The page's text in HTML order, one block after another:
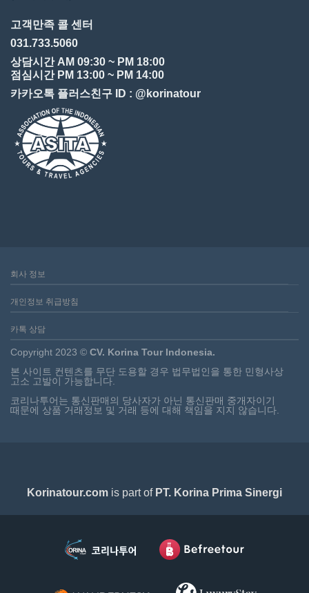
고객만족 콜 센터
031.733.5060
상담시간 AM 09:30 ~ PM 18:00
점심시간 PM 13:00 ~ PM 14:00
카카오톡 플러스친구 ID : @korinatour
회사 정보
개인정보 취급방침
카톡 상담
Copyright 2023 © CV. Korina Tour Indonesia.
본 사이트 컨텐츠를 무단 도용할 경우 법무법인을 통한 민형사상
고소 고발이 가능합니다.
코리나투어는 통신판매의 당사자가 아닌 통신판매 중개자이기
때문에 상품 거래정보 및 거래 등에 대해 책임을 지지 않습니다.
Korinatour.com is part of PT. Korina Prima Sinergi